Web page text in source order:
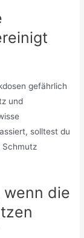
gefährlich
und
solltest du
Schmutz
die